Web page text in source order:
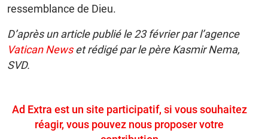
ressemblance de Dieu.
D’après un article publié le 23 février par l’agence
Vatican Newset rédigé par le père Kasmir Nema,
SVD.
Ad Extra est un site participatif, si vous souhaitez
réagir, vous pouvez nous proposer votre